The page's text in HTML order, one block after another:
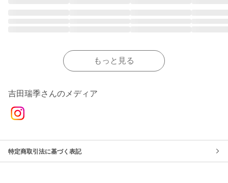
もっと見る
吉田瑞季さんのメディア
特定商取引法に基づく表記